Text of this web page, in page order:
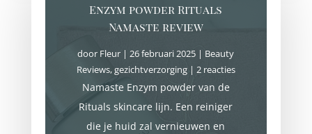
Enzym powder Rituals
Namaste review
door Fleur |26 februari 2025 | Beauty
Reviews,gezichtverzorging| 2 reacties
Namaste Enzym powder van de
Rituals skincare lijn. Een reiniger
die je huid zal vernieuwen en